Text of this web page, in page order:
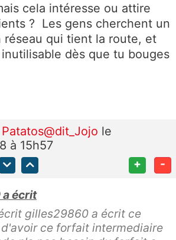
cela intéresse ou attire
? Les gens cherchent un
réseau qui tient la route, et
inutilisable dès que tu bouges
Patatos@dit_Jojo le
à 15h57
+ -
écrit
gilles29860 a écrit ce
ce forfait intermediaire